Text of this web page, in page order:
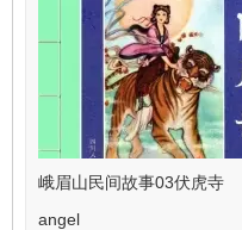
峨眉山民间故事03伏虎寺
angel